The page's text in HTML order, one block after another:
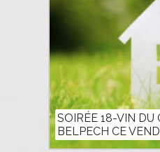
SOIRÉE 18-VIN DU
BELPECH CE